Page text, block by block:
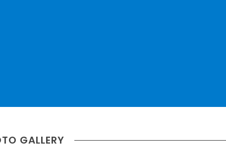
GALLERY